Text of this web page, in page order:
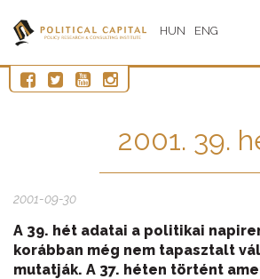
HUN ENG
2001. 39.
2001-09-30
A 39. hét adatai a politikai
korábban még nem tapasztalt
mutatják. A 37. héten történt